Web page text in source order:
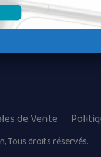
de Vente
Tous droits réservés.